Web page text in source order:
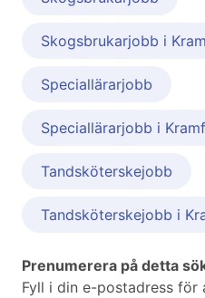
Skogsbrukarjobb i
Speciallärarjobb
Speciallärarjobb i
Tandsköterskejobb
Tandsköterskejobb i
Prenumerera på detta
Fyll i din e-postadress